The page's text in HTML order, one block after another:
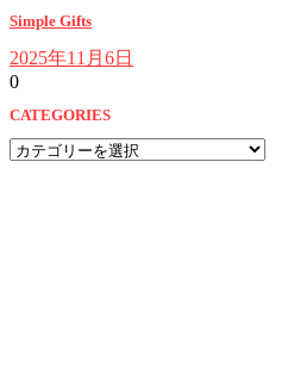
Simple Gifts
2025年11月6日
0
CATEGORIES
CATEGORIES